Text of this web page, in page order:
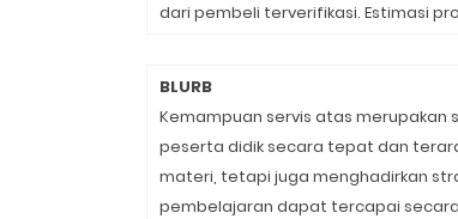
dari pembeli terverifikasi. Estimasi
BLURB
Kemampuan servis atas merupakan
peserta didik secara tepat dan
materi, tetapi juga menghadirkan
pembelajaran dapat tercapai